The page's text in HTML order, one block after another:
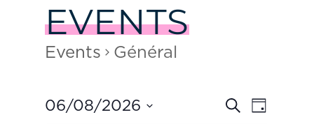
EVENTS
Events Général
Events
Search
SearchEvent
Views
Day
06/08/2026